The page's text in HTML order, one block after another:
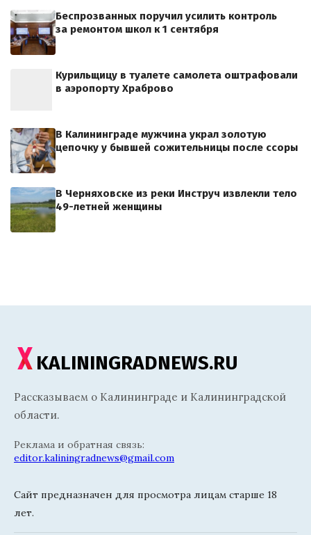
Беспрозванных поручил усилить контроль
за ремонтом школ к 1 сентября
Курильщицу в туалете самолета оштрафовали
в аэропорту Храброво
В Калининграде мужчина украл золотую
цепочку у бывшей сожительницы после ссоры
В Черняховске из реки Инструч извлекли тело
49-летней женщины
KALININGRADNEWS.RU
Рассказываем о Калининграде и Калининградской
области.
Реклама и обратная связь:
editor.kaliningradnews@gmail.com
Сайт предназначен для просмотра лицам старше 18
лет.